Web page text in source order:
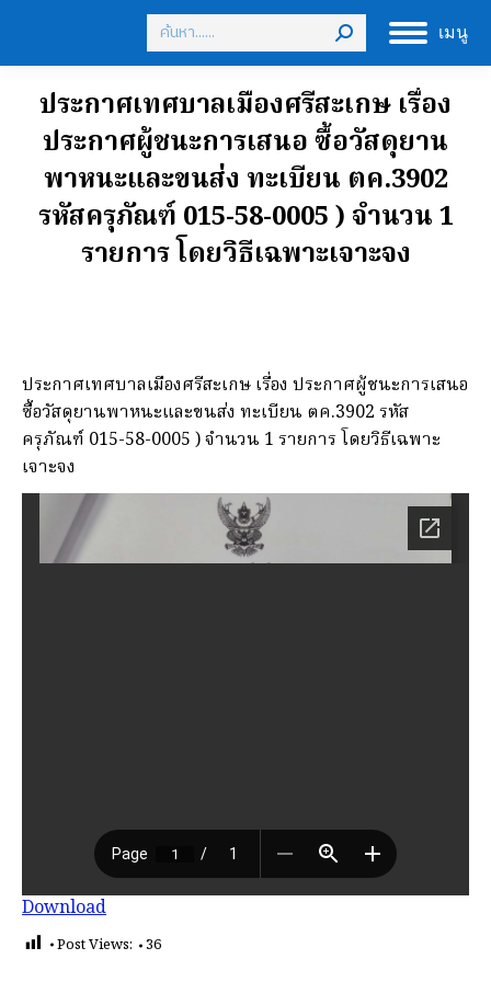
เมนู
Search:
ประกาศเทศบาลเมืองศรีสะเกษ เรื่อง
ประกาศผู้ชนะการเสนอ ซื้อวัสดุยาน
พาหนะและขนส่ง ทะเบียน ตค.3902
รหัสครุภัณฑ์ 015-58-0005 ) จำนวน 1
รายการ โดยวิธีเฉพาะเจาะจง
ประกาศเทศบาลเมืองศรีสะเกษ เรื่อง ประกาศผู้ชนะการเสนอ
ซื้อวัสดุยานพาหนะและขนส่ง ทะเบียน ตค.3902 รหัส
ครุภัณฑ์ 015-58-0005 ) จำนวน 1 รายการ โดยวิธีเฉพาะ
เจาะจง
Download
Post Views: 36